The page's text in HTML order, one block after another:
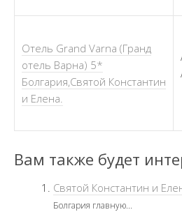
Отель Grand Varna (Гранд
отель Варна) 5*
Болгария,Святой Константин
и Елена.
Вам также будет
Святой Константин и
Болгария главную...